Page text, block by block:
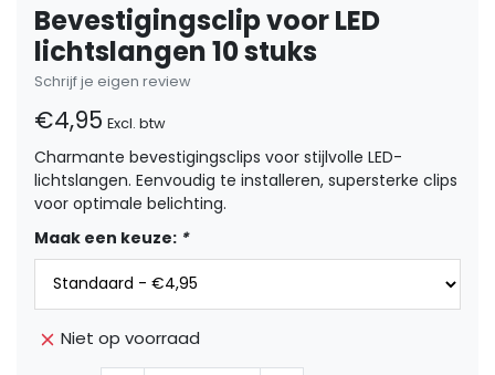
Bevestigingsclip voor LED
lichtslangen 10 stuks
Schrijf je eigen review
€4,95 Excl. btw
Charmante bevestigingsclips voor stijlvolle LED-
lichtslangen. Eenvoudig te installeren, supersterke clips
voor optimale belichting.
Maak een keuze: *
Niet op voorraad